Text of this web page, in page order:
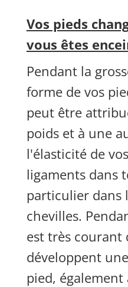
Vos pieds
vous êtes
Pendant la
forme de vos
peut être
poids et à une
l'élasticité de
ligaments dans
particulier dans
chevilles.
est très courant
développent
pied, également